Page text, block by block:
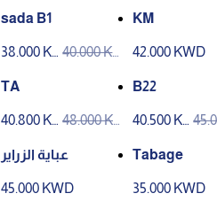
sada B1
38.000 K
40.000 K
KM
42.000 KWD
TA
40.800 K
48.000 K
B22
40.500 K
عباية الزراير
45.000 KWD
Tabage
35.000 KWD